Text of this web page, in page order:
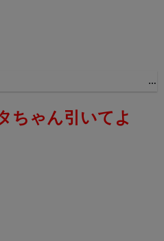
ちゃん引いてよ